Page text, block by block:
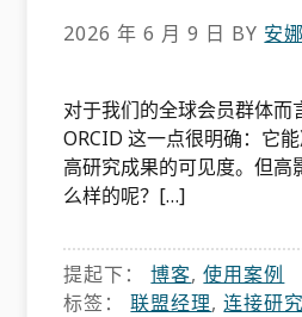
2026 年 6 月 9 日 BY 安
对于我们的全球会员群体而
ORCID 这一点很明确：它
高研究成果的可见度。但高
么样的呢？[…]
提起下：博客,使用案例
标签：联盟经理,连接研